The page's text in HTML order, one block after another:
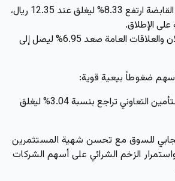
سهم مجموعة المملكة القابضة ارتفع 8.33% ليغلق عند 12.35 ريال،
الإطلاق.
سهم شركة تهامة للإعلان والعلاقات العامة صعد 6.95% ليصل إلى
ضغوطاً بيعية قوية:
سهم عناية السعودية للتأمين التعاوني تراجع بنسبة 3.04% ليغلق
للسوق مع تحسن شهية المستثمرين
الزخم الشرائي على أسهم الشركات